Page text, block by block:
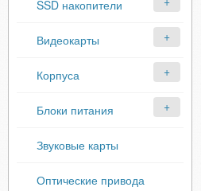
SSD накопители
Видеокарты
Корпуса
Блоки питания
Звуковые карты
Оптические привода